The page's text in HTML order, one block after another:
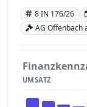
8 IN 176/26
AG Offenbach
UMSATZ